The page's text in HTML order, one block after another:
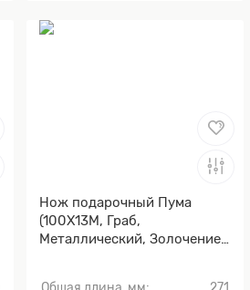
Нож подарочный Пума
(100Х13М, Граб,
Металлический, Золочение